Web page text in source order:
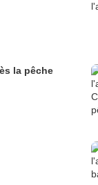
la pêche